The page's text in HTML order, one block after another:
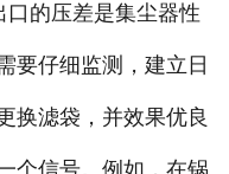
的压差是集尘器性
要仔细监测，建立日
换滤袋，并效果优良